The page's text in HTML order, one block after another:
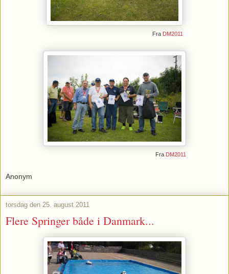
Fra DM2011
Fra DM2011
Anonym
torsdag den 25. august 2011
Flere Springer både i Danmark...